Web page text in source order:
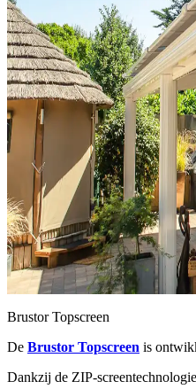
Brustor Topscreen
De Brustor Topscreen is
Dankzij de ZIP-